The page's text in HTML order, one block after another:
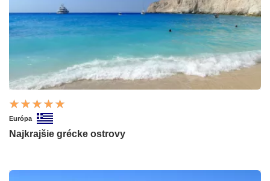
Európa
Najkrajšie grécke ostrovy